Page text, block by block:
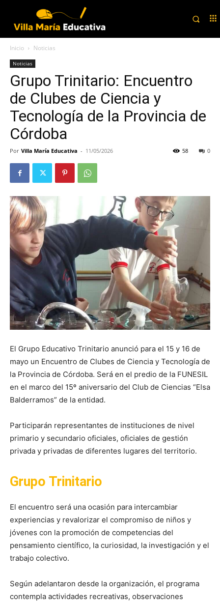
Inicio Noticias
Noticias
Grupo Trinitario: Encuentro
de Clubes de Ciencia y
Tecnología de la Provincia de
Córdoba
Por Villa María Educativa - 11/05/2026 0
58
El Grupo Educativo Trinitario anunció para el 15 y 16 de
mayo un Encuentro de Clubes de Ciencia y Tecnología de
la Provincia de Córdoba. Será en el predio de la FUNESIL
en el marco del 15º aniversario del Club de Ciencias “Elsa
Balderramos” de la entidad.
Participarán representantes de instituciones de nivel
primario y secundario oficiales, oficiales de gestión
privada y privadas de diferentes lugares del territorio.
Grupo Trinitario
El encuentro será una ocasión para intercambiar
experiencias y revalorizar el compromiso de niños y
jóvenes con la promoción de competencias del
pensamiento científico, la curiosidad, la investigación y el
trabajo colectivo.
Según adelantaron desde la organización, el programa
contempla actividades recreativas, observaciones